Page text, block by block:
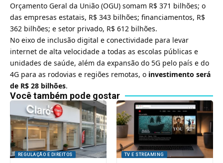
Orçamento Geral da União (OGU) somam R$ 371 bilhões; o
das empresas estatais, R$ 343 bilhões; financiamentos, R$
362 bilhões; e setor privado, R$ 612 bilhões.
No eixo de inclusão digital e conectividade para levar
internet de alta velocidade a todas as escolas públicas e
unidades de saúde, além da expansão do 5G pelo país e do
4G para as rodovias e regiões remotas, o investimento será
de R$ 28 bilhões.
Você também pode gostar
REGULAÇÃO E DIREITOS TV E STREAMING